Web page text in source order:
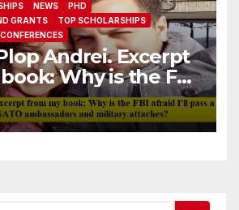
NEWS
PHD
GRANTS
TOP SCHOLARSHIPS
Andrei. Excerpt
Why is the FBI
a polygraph in
NATO
and military